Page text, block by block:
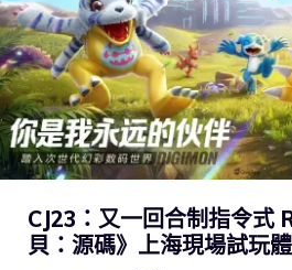
CJ23：又一回合制指令式
貝：源碼》上海現場試玩